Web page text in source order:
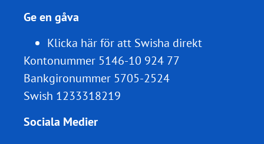
Ge en gåva
Klicka här för att Swisha direkt
Kontonummer 5146-10 924 77
Bankgironummer 5705-2524
Swish 1233318219
Sociala Medier